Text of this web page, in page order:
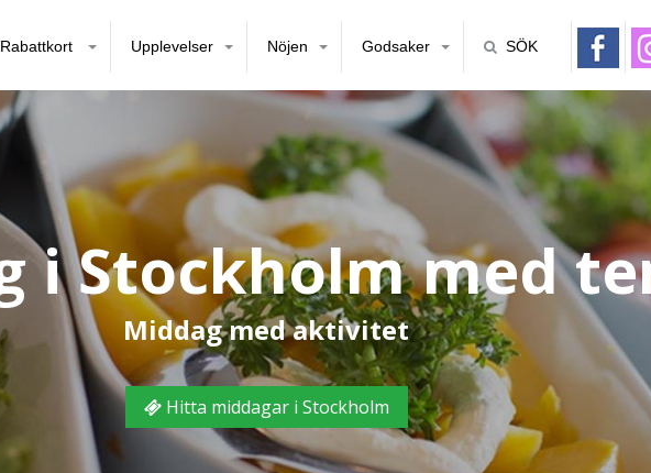
Rabattkort Upplevelser Nöjen Godsaker SÖK
i Stockholm med
Middag med aktivitet
Hitta middagar i Stockholm